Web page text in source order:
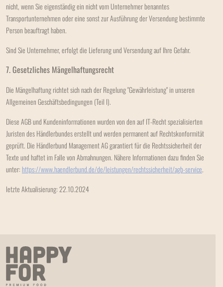
nicht, wenn Sie eigenständig ein nicht vom Unternehmer benanntes
Transportunternehmen oder eine sonst zur Ausführung der Versendung bestimmte
Person beauftragt haben.
Sind Sie Unternehmer, erfolgt die Lieferung und Versendung auf Ihre Gefahr.
7. Gesetzliches Mängelhaftungsrecht
Die Mängelhaftung richtet sich nach der Regelung "Gewährleistung" in unseren
Allgemeinen Geschäftsbedingungen (Teil I).
Diese AGB und Kundeninformationen wurden von den auf IT-Recht spezialisierten
Juristen des Händlerbundes erstellt und werden permanent auf Rechtskonformität
geprüft. Die Händlerbund Management AG garantiert für die Rechtssicherheit der
Texte und haftet im Falle von Abmahnungen. Nähere Informationen dazu finden Sie
unter:https://www.haendlerbund.de/de/leistungen/rechtssicherheit/agb-service.
letzte Aktualisierung:22.10.2024